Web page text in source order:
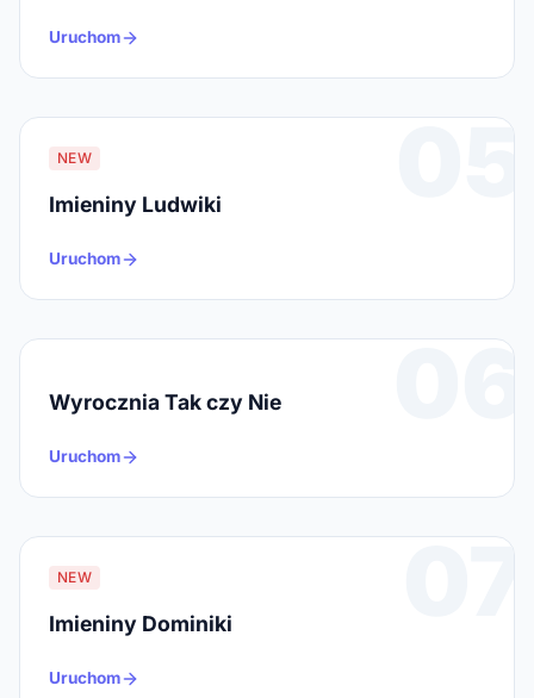
Uruchom
05
NEW
Imieniny Ludwiki
Uruchom
06
Wyrocznia Tak czy Nie
Uruchom
07
NEW
Imieniny Dominiki
Uruchom